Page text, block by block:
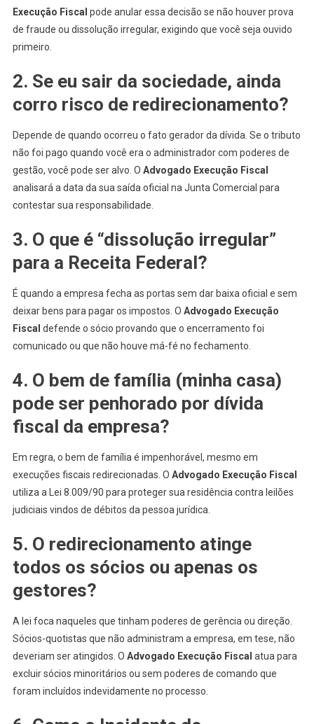
Execução Fiscal pode anular essa decisão se não houver prova
de fraude ou dissolução irregular, exigindo que você seja ouvido
primeiro.
2. Se eu sair da sociedade, ainda
corro risco de redirecionamento?
Depende de quando ocorreu o fato gerador da dívida. Se o tributo
não foi pago quando você era o administrador com poderes de
gestão, você pode ser alvo. O Advogado Execução Fiscal
analisará a data da sua saída oficial na Junta Comercial para
contestar sua responsabilidade.
3. O que é “dissolução irregular”
para a Receita Federal?
É quando a empresa fecha as portas sem dar baixa oficial e sem
deixar bens para pagar os impostos. O Advogado Execução
Fiscal defende o sócio provando que o encerramento foi
comunicado ou que não houve má-fé no fechamento.
4. O bem de família (minha casa)
pode ser penhorado por dívida
fiscal da empresa?
Em regra, o bem de família é impenhorável, mesmo em
execuções fiscais redirecionadas. O Advogado Execução Fiscal
utiliza a Lei 8.009/90 para proteger sua residência contra leilões
judiciais vindos de débitos da pessoa jurídica.
5. O redirecionamento atinge
todos os sócios ou apenas os
gestores?
A lei foca naqueles que tinham poderes de gerência ou direção.
Sócios-quotistas que não administram a empresa, em tese, não
deveriam ser atingidos. O Advogado Execução Fiscal atua para
excluir sócios minoritários ou sem poderes de comando que
foram incluídos indevidamente no processo.